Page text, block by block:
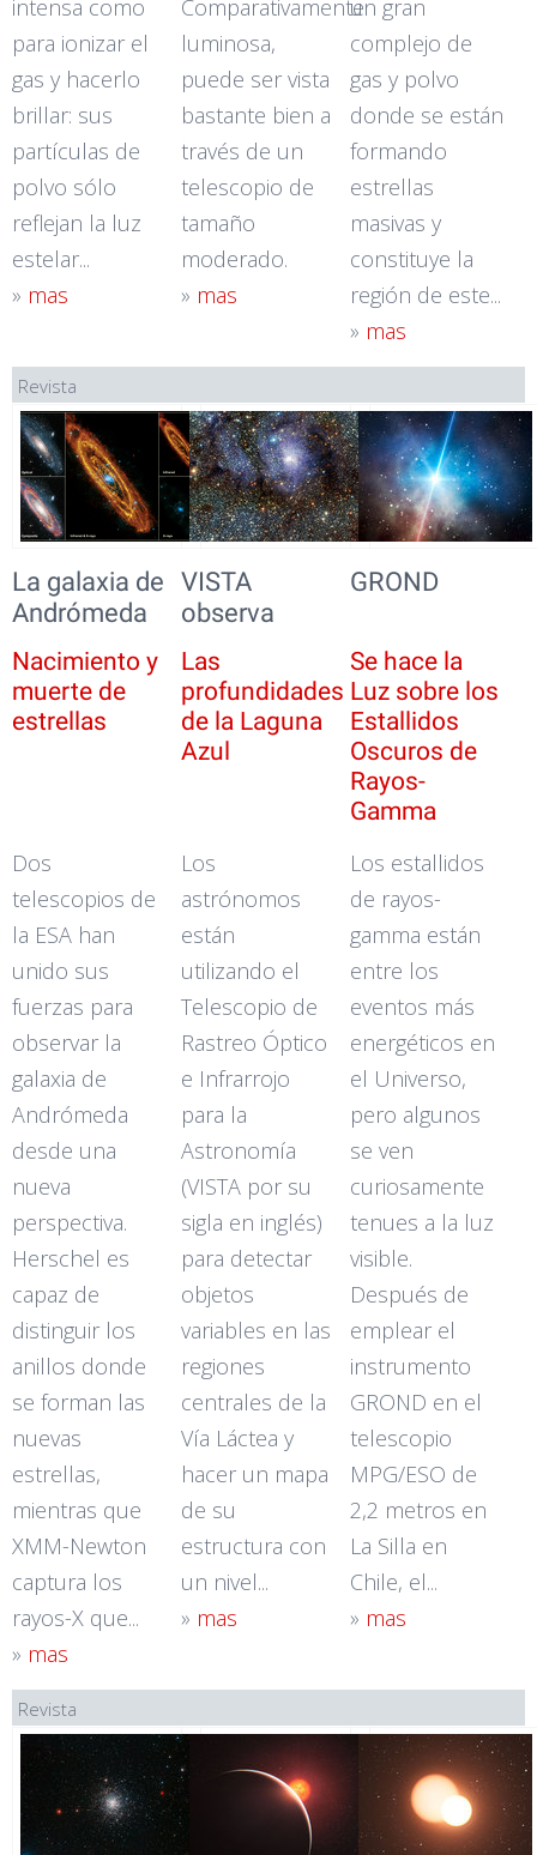
intensa como
para ionizar el
gas y hacerlo
brillar: sus
partículas de
polvo sólo
reflejan la luz
estelar...
» mas
Comparativamente
luminosa,
puede ser vista
bastante bien a
través de un
telescopio de
tamaño
moderado.
» mas
un gran
complejo de
gas y polvo
donde se están
formando
estrellas
masivas y
constituye la
región de este...
» mas
Revista
La galaxia de
Andrómeda
VISTA
observa
GROND
Nacimiento y
muerte de
estrellas
Las
profundidades
de la Laguna
Azul
Se hace la
Luz sobre los
Estallidos
Oscuros de
Rayos-
Gamma
Dos
telescopios de
la ESA han
unido sus
fuerzas para
observar la
galaxia de
Andrómeda
desde una
nueva
perspectiva.
Herschel es
capaz de
distinguir los
anillos donde
se forman las
nuevas
estrellas,
mientras que
XMM-Newton
captura los
rayos-X que...
» mas
Los
astrónomos
están
utilizando el
Telescopio de
Rastreo Óptico
e Infrarrojo
para la
Astronomía
(VISTA por su
sigla en inglés)
para detectar
objetos
variables en las
regiones
centrales de la
Vía Láctea y
hacer un mapa
de su
estructura con
un nivel...
» mas
Los estallidos
de rayos-
gamma están
entre los
eventos más
energéticos en
el Universo,
pero algunos
se ven
curiosamente
tenues a la luz
visible.
Después de
emplear el
instrumento
GROND en el
telescopio
MPG/ESO de
2,2 metros en
La Silla en
Chile, el...
» mas
Revista